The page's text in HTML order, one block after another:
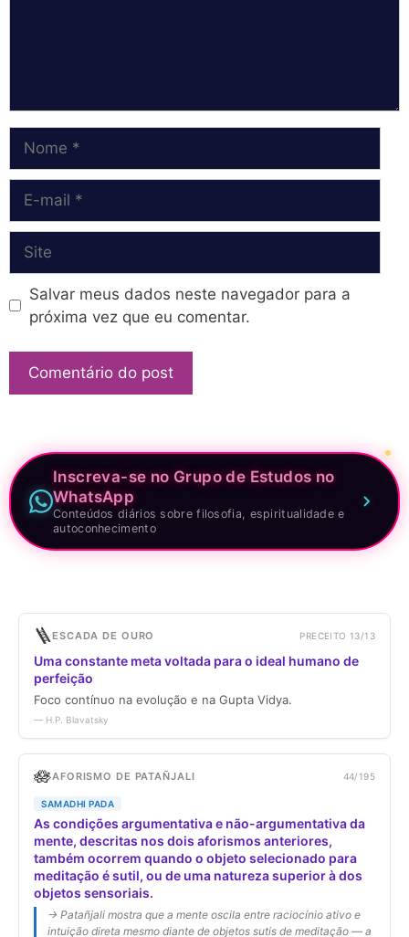
mail
Salvar meus dados neste navegador para a
próxima vez que eu comentar.
Inscreva-se no Grupo de Estudos no
WhatsApp
Conteúdos diários sobre filosofia, espiritualidade e
autoconhecimento